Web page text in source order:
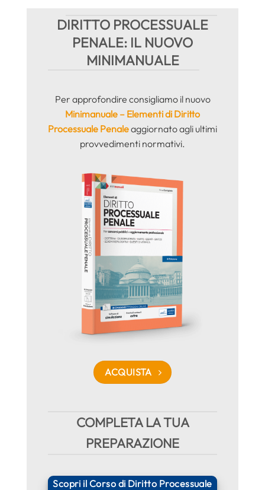
DIRITTO PROCESSUALE
PENALE: IL NUOVO
MINIMANUALE
Per approfondire consigliamo il nuovo
Minimanuale – Elementi di Diritto
Processuale Penaleaggiornato agli ultimi
provvedimenti normativi.
ACQUISTA
COMPLETA LA TUA
PREPARAZIONE
Scopri il Corso di Diritto Processuale